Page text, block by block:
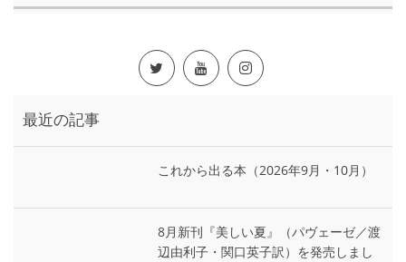
最近の記事
これから出る本（2026年9月・10月）
8月新刊『美しい夏』（パヴェーゼ／渡
辺由利子・関口英子訳）を発売しまし